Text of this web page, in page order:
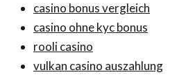
casino bonus vergleich
casino ohne kyc bonus
rooli casino
vulkan casino auszahlung